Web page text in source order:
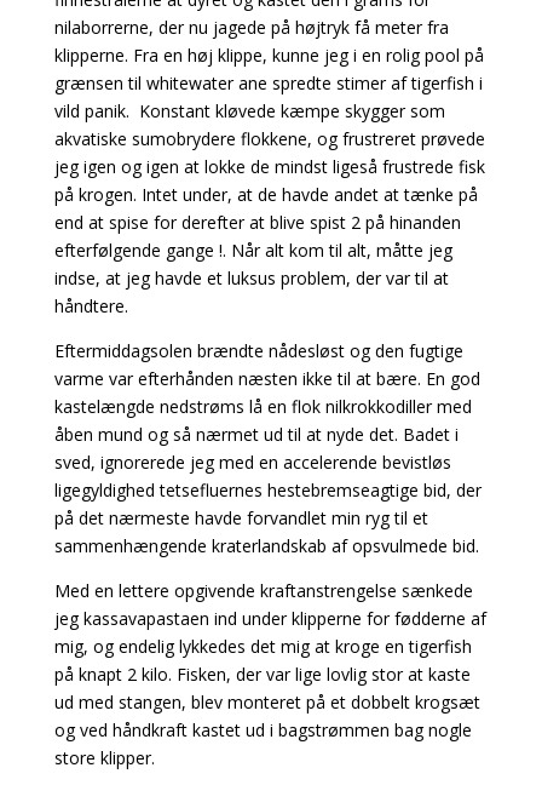
nilaborrerne, der nu jagede på højtryk få meter fra
klipperne. Fra en høj klippe, kunne jeg i en rolig pool på
grænsen til whitewater ane spredte stimer af tigerfish i
vild panik. Konstant kløvede kæmpe skygger som
akvatiske sumobrydere flokkene, og frustreret prøvede
jeg igen og igen at lokke de mindst ligeså frustrede fisk
på krogen. Intet under, at de havde andet at tænke på
end at spise for derefter at blive spist 2 på hinanden
efterfølgende gange !. Når alt kom til alt, måtte jeg
indse, at jeg havde et luksus problem, der var til at
håndtere.
Eftermiddagsolen brændte nådesløst og den fugtige
varme var efterhånden næsten ikke til at bære. En god
kastelængde nedstrøms lå en flok nilkrokkodiller med
åben mund og så nærmet ud til at nyde det. Badet i
sved, ignorerede jeg med en accelerende bevistløs
ligegyldighed tetsefluernes hestebremseagtige bid, der
på det nærmeste havde forvandlet min ryg til et
sammenhængende kraterlandskab af opsvulmede bid.
Med en lettere opgivende kraftanstrengelse sænkede
jeg kassavapastaen ind under klipperne for fødderne af
mig, og endelig lykkedes det mig at kroge en tigerfish
på knapt 2 kilo. Fisken, der var lige lovlig stor at kaste
ud med stangen, blev monteret på et dobbelt krogsæt
og ved håndkraft kastet ud i bagstrømmen bag nogle
store klipper.